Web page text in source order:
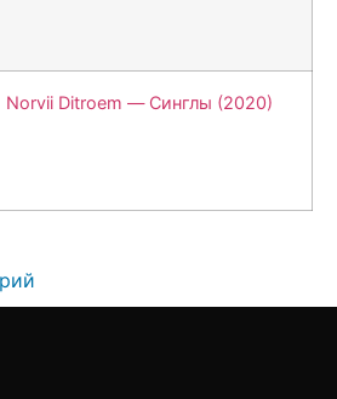
Norvii Ditroem — Синглы (2020)